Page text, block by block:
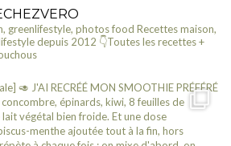
greenlifestyle, photos food Recettes maison,
depuis 2012 👇Toutes les recettes +